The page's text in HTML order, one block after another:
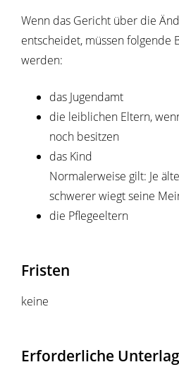
Wenn das Gericht über die
entscheidet, müssen folgende
werden:
das Jugendamt
die leiblichen Eltern,
noch besitzen
das Kind
Normalerweise gilt: Je
schwerer wiegt seine
die Pflegeeltern
Fristen
keine
Erforderliche